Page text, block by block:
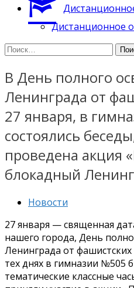
Дистанционное
Найти:
В День полного
Ленинграда от
27 января, в
состоялись
проведена акция
блокадный
Новости
27 января — священная
нашего города, День
Ленинграда от
тех днях в гимназии №505
тематические классные